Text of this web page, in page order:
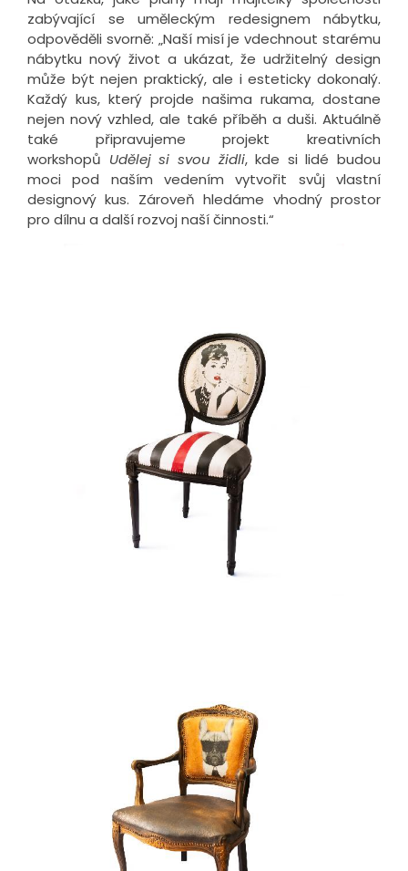
zabývající se uměleckým redesignem nábytku,
odpověděli svorně: „Naší misí je vdechnout starému
nábytku nový život a ukázat, že udržitelný design
může být nejen praktický, ale i esteticky dokonalý.
Každý kus, který projde našima rukama, dostane
nejen nový vzhled, ale také příběh a duši. Aktuálně
také připravujeme projekt kreativních
workshopů Udělej si svou židli, kde si lidé budou
moci pod naším vedením vytvořit svůj vlastní
designový kus. Zároveň hledáme vhodný prostor
pro dílnu a další rozvoj naší činnosti.“